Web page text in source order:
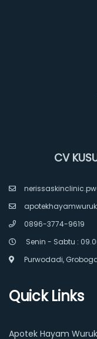
CV
0896-3774-9619
Senin - Sabtu :
Purwodadi,
Quick Links
Apotek Hayam Wuruk